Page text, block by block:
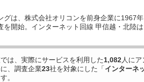
グは、株式会社オリコンを前身企業に1967
を開始。インターネット回線 甲信越・北陸
は、実際にサービスを利用した1,082人にア
、調査企業23社を対象にした「インターネ
。